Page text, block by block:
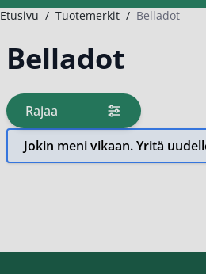
Etusivu / Tuotemerkit / Belladot
Belladot
Rajaa
tuotteita
Jokin meni vikaan. Yritä